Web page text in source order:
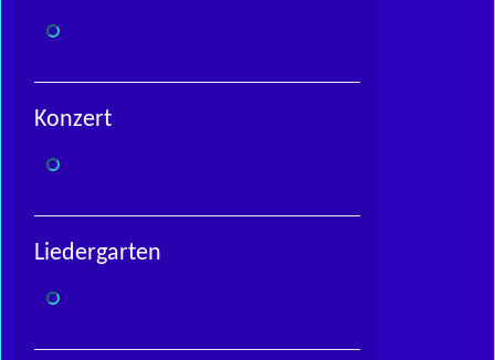
Konzert
Liedergarten